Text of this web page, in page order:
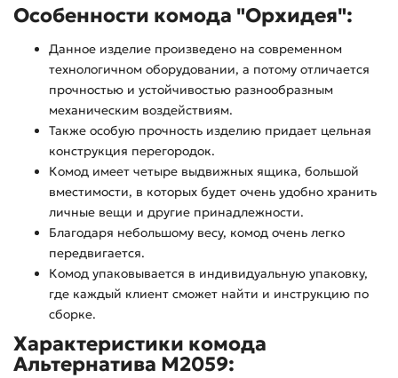
Особенности комода "Орхидея":
Данное изделие произведено на современном
технологичном оборудовании, а потому отличается
прочностью и устойчивостью разнообразным
механическим воздействиям.
Также особую прочность изделию придает цельная
конструкция перегородок.
Комод имеет четыре выдвижных ящика, большой
вместимости, в которых будет очень удобно хранить
личные вещи и другие принадлежности.
Благодаря небольшому весу, комод очень легко
передвигается.
Комод упаковывается в индивидуальную упаковку,
где каждый клиент сможет найти и инструкцию по
сборке.
Характеристики комода
Альтернатива М2059: